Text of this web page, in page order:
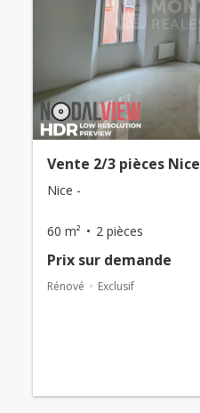
Vente 2/3 pièces Nice
Nice -
60 m² 2 pièces
Prix ​​sur demande
Rénové Exclusif